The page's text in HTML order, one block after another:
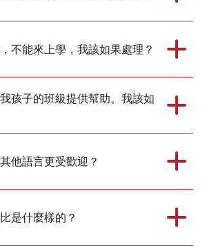
不能來上學，我該如果處理？
孩子的班級提供幫助。我該如
他語言更受歡迎？
是什麼樣的？